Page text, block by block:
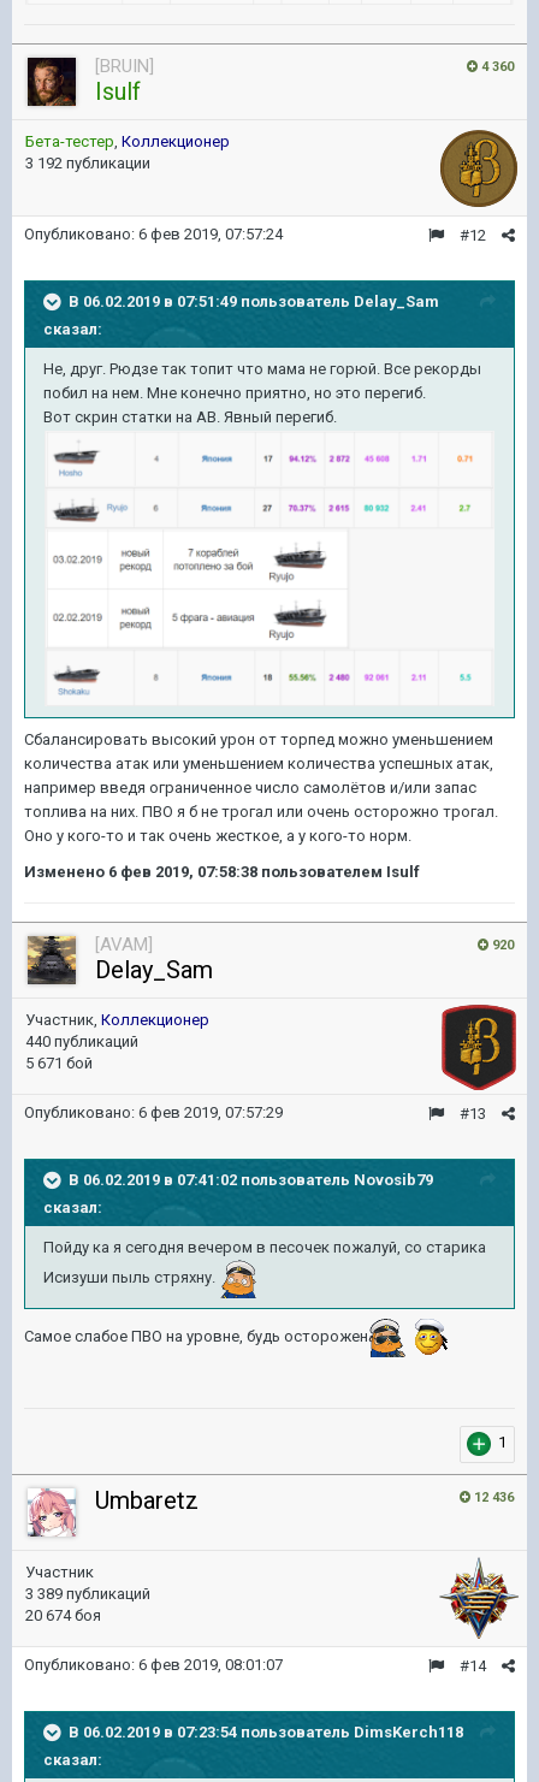
4 360
[BRUIN]
Isulf
Бета-тестер, Коллекционер
3 192 публикации
#12
Опубликовано: 6 фев 2019, 07:57:24
В 06.02.2019 в 07:51:49 пользователь Delay_Sam
сказал:
Не, друг. Рюдзе так топит что мама не горюй. Все рекорды
побил на нем. Мне конечно приятно, но это перегиб.
Вот скрин статки на АВ. Явный перегиб.
Сбалансировать высокий урон от торпед можно уменьшением
количества атак или уменьшением количества успешных атак,
например введя ограниченное число самолётов и/или запас
топлива на них. ПВО я б не трогал или очень осторожно трогал.
Оно у кого-то и так очень жесткое, а у кого-то норм.
Изменено 6 фев 2019, 07:58:38 пользователем Isulf
920
[AVAM]
Delay_Sam
Участник, Коллекционер
440 публикаций
5 671 бой
#13
Опубликовано: 6 фев 2019, 07:57:29
В 06.02.2019 в 07:41:02 пользователь Novosib79
сказал:
Пойду ка я сегодня вечером в песочек пожалуй, со старика
Исизуши пыль стряхну.
Самое слабое ПВО на уровне, будь осторожен
1
12 436
Umbaretz
Участник
3 389 публикаций
20 674 боя
#14
Опубликовано: 6 фев 2019, 08:01:07
В 06.02.2019 в 07:23:54 пользователь DimsKerch118
сказал: